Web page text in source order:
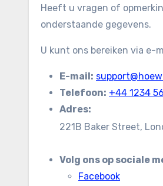
Heeft u vragen of
onderstaande gegevens.
U kunt ons bereiken via e-
E-mail:
Telefoon: +44 1234
Adres:
221B Baker Street,
Volg ons op sociale
Facebook